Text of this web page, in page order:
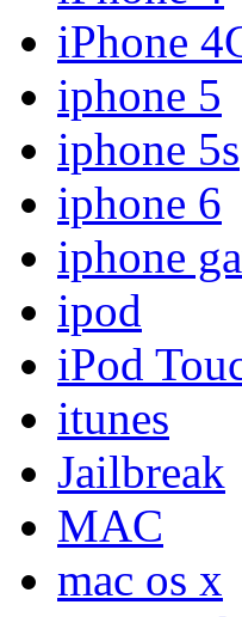
iPhone
iphone 5
iphone 5s
iphone 6
iphone
ipod
iPod
itunes
Jailbreak
MAC
mac os x